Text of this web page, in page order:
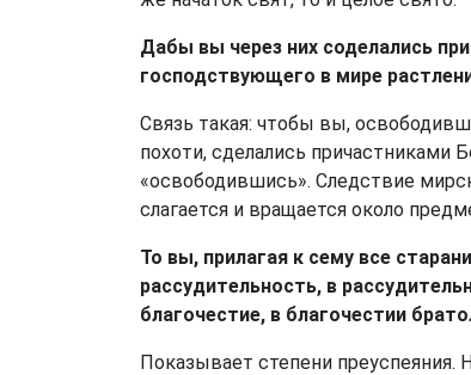
Дабы вы через них соделались
господствующего в мире
Связь такая: чтобы вы,
похоти, сделались причастниками
«освободившись». Следствие
слагается и вращается около
То вы, прилагая к сему все
рассудительность, в
благочестие, в благочестии
Показывает степени преуспеяния.